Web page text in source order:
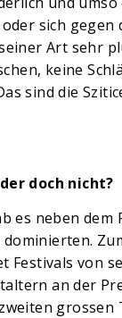
oder sich
Art sehr
keine
sind die
doch nicht?
es neben
dominierten.
Festivals von
an der